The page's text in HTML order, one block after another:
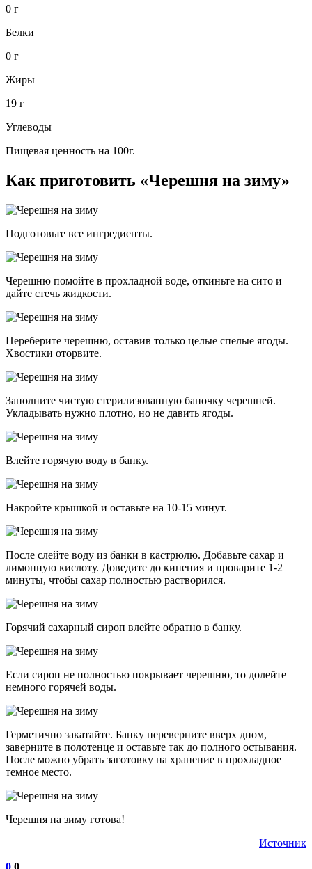
0 г
Белки
0 г
Жиры
19 г
Углеводы
Пищевая ценность на 100г.
Как приготовить «Черешня на зиму»
Подготовьте все ингредиенты.
Черешню помойте в прохладной воде, откиньте на сито и
дайте стечь жидкости.
Переберите черешню, оставив только целые спелые ягоды.
Хвостики оторвите.
Заполните чистую стерилизованную баночку черешней.
Укладывать нужно плотно, но не давить ягоды.
Влейте горячую воду в банку.
Накройте крышкой и оставьте на 10-15 минут.
После слейте воду из банки в кастрюлю. Добавьте сахар и
лимонную кислоту. Доведите до кипения и проварите 1-2
минуты, чтобы сахар полностью растворился.
Горячий сахарный сироп влейте обратно в банку.
Если сироп не полностью покрывает черешню, то долейте
немного горячей воды.
Герметично закатайте. Банку переверните вверх дном,
заверните в полотенце и оставьте так до полного остывания.
После можно убрать заготовку на хранение в прохладное
темное место.
Черешня на зиму готова!
Источник
0 0